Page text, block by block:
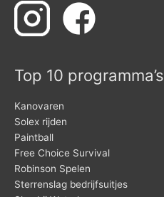
Top 10 programma’s
Kanovaren
Solex rijden
Paintball
Free Choice Survival
Robinson Spelen
Sterrenslag bedrijfsuitjes